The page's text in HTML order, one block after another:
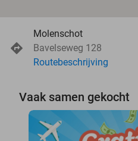
Molenschot
Bavelseweg 128
Routebeschrijving
Vaak samen gekocht